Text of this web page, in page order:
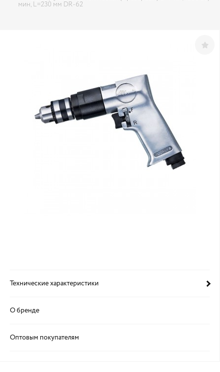
мин, L=230 мм DR-62
Технические характеристики
О бренде
Оптовым покупателям